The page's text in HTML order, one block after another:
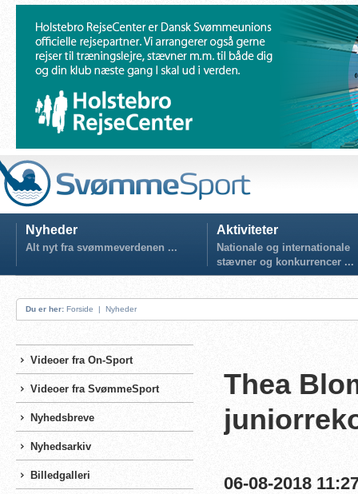
Nyheder
Alt nyt fra svømmeverdenen ...
Aktiviteter
Nationale og internationale
stævner og konkurrencer ...
Du er her: Forside | Nyheder
Videoer fra On-Sport
Videoer fra SvømmeSport
Nyhedsbreve
Nyhedsarkiv
Billedgalleri
Thea
06-08-2018